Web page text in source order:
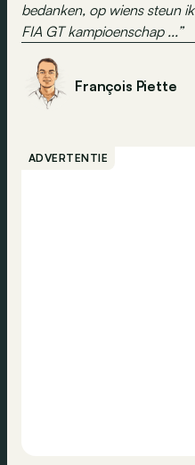
bedanken, op wiens steun
FIA GT kampioenschap ...”
François Piette
ADVERTENTIE